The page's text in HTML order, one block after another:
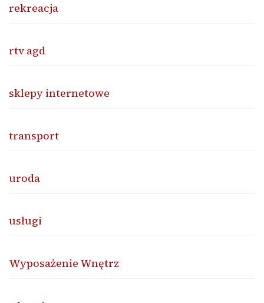
rekreacja
rtv agd
sklepy internetowe
transport
uroda
usługi
Wyposażenie Wnętrz